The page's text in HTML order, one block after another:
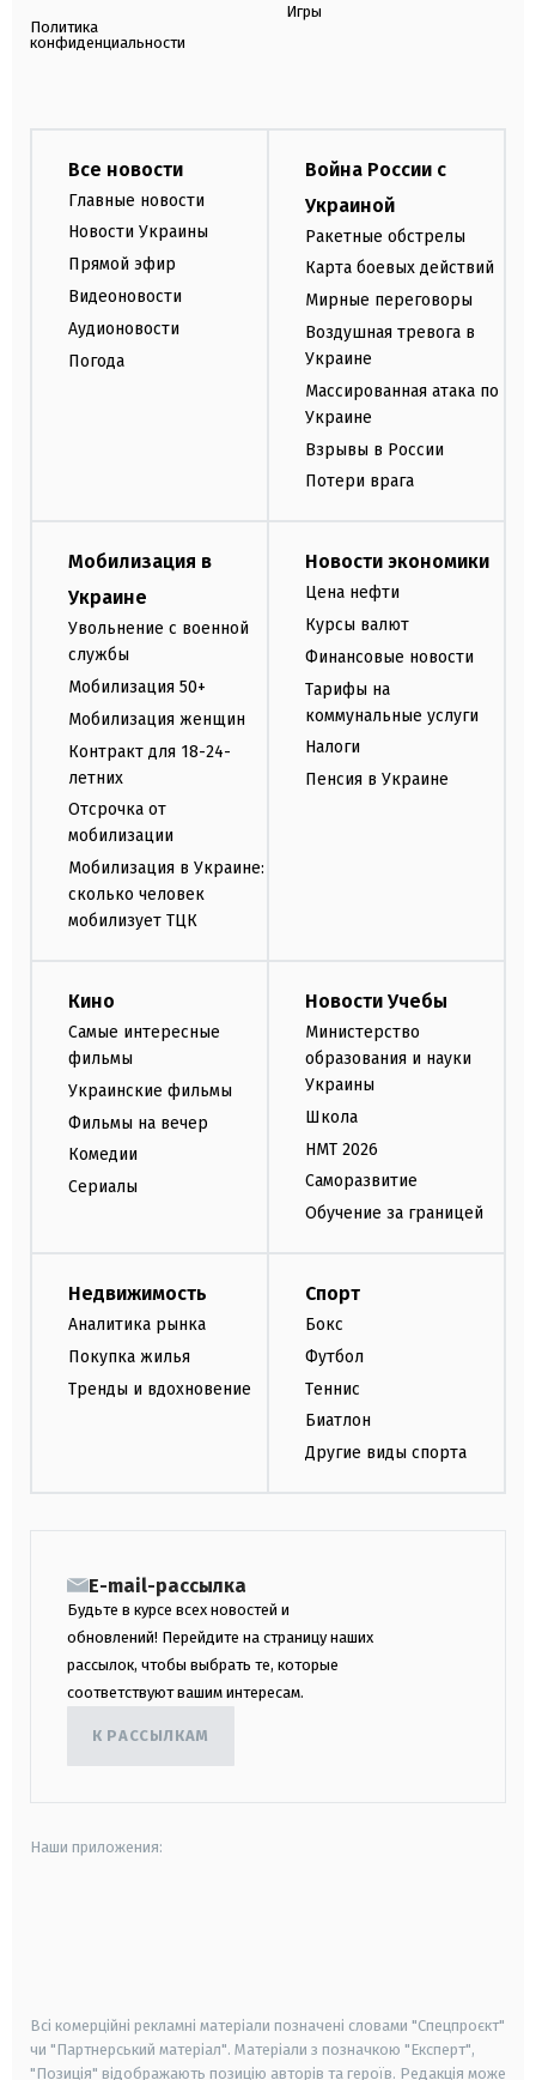
Политика
конфиденциальности
Игры
Все новости
Главные новости
Новости Украины
Прямой эфир
Видеоновости
Аудионовости
Погода
Война России с
Украиной
Ракетные обстрелы
Карта боевых действий
Мирные переговоры
Воздушная тревога в
Украине
Массированная атака по
Украине
Взрывы в России
Потери врага
Мобилизация в
Украине
Увольнение с военной
службы
Мобилизация 50+
Мобилизация женщин
Контракт для 18-24-
летних
Отсрочка от
мобилизации
Мобилизация в Украине:
сколько человек
мобилизует ТЦК
Новости экономики
Цена нефти
Курсы валют
Финансовые новости
Тарифы на
коммунальные услуги
Налоги
Пенсия в Украине
Кино
Самые интересные
фильмы
Украинские фильмы
Фильмы на вечер
Комедии
Сериалы
Новости Учебы
Министерство
образования и науки
Украины
Школа
НМТ 2026
Саморазвитие
Обучение за границей
Недвижимость
Аналитика рынка
Покупка жилья
Тренды и вдохновение
Спорт
Бокс
Футбол
Теннис
Биатлон
Другие виды спорта
E-mail-рассылка
Будьте в курсе всех новостей и
обновлений! Перейдите на страницу наших
рассылок, чтобы выбрать те, которые
соответствуют вашим интересам.
К РАССЫЛКАМ
Наши приложения:
Всі комерційні рекламні матеріали позначені словами "Спецпроєкт"
чи "Партнерський матеріал". Матеріали з позначкою "Експерт",
"Позиція" відображають позицію авторів та героїв. Редакція може